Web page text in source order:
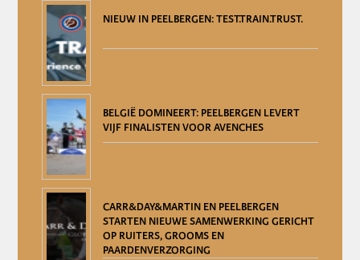
NIEUW IN PEELBERGEN: TEST.TRAIN.TRUST.
BELGIË DOMINEERT: PEELBERGEN LEVERT
VIJF FINALISTEN VOOR AVENCHES
CARR&DAY&MARTIN EN PEELBERGEN
STARTEN NIEUWE SAMENWERKING GERICHT
OP RUITERS, GROOMS EN
PAARDENVERZORGING